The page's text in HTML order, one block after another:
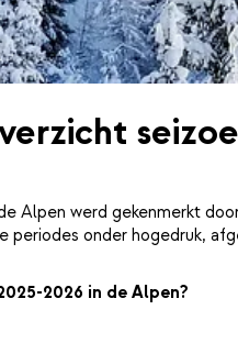
Alpen werd gekenmerkt
periodes onder hogedruk,
2026 in de Alpen?